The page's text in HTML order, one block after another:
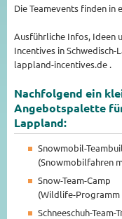
Die Teamevents finden
Ausführliche Infos, Ideen
Incentives in
lappland-incentives.de .
Nachfolgend ein
Angebotspalette
Lappland:
Snowmobil-
(Snowmobilfahren
Snow-Team-Camp
(Wildlife-Programm
Schneeschuh-Team-